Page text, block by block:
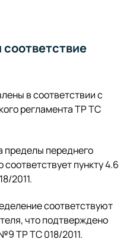
в соответствии с
регламента ТР ТС
пределы переднего
пункту 4.6
2011.
соответствуют
что подтверждено
ТР ТС 018/2011.